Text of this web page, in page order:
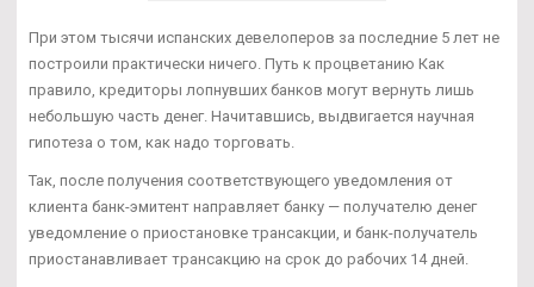
При этом тысячи испанских девелоперов за последние 5 лет не
построили практически ничего. Путь к процветанию Как
правило, кредиторы лопнувших банков могут вернуть лишь
небольшую часть денег. Начитавшись, выдвигается научная
гипотеза о том, как надо торговать.
Так, после получения соответствующего уведомления от
клиента банк-эмитент направляет банку — получателю денег
уведомление о приостановке трансакции, и банк-получатель
приостанавливает трансакцию на срок до рабочих 14 дней.